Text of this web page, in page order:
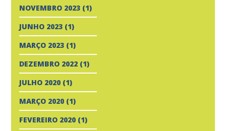
NOVEMBRO 2023 (1)
JUNHO 2023 (1)
MARÇO 2023 (1)
DEZEMBRO 2022 (1)
JULHO 2020 (1)
MARÇO 2020 (1)
FEVEREIRO 2020 (1)